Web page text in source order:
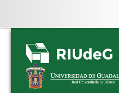
Skip
navigation